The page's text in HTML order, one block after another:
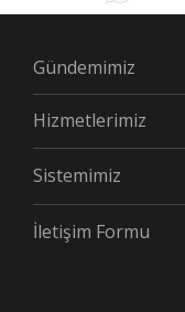
Gündemimiz
Hizmetlerimiz
Sistemimiz
İletişim Formu